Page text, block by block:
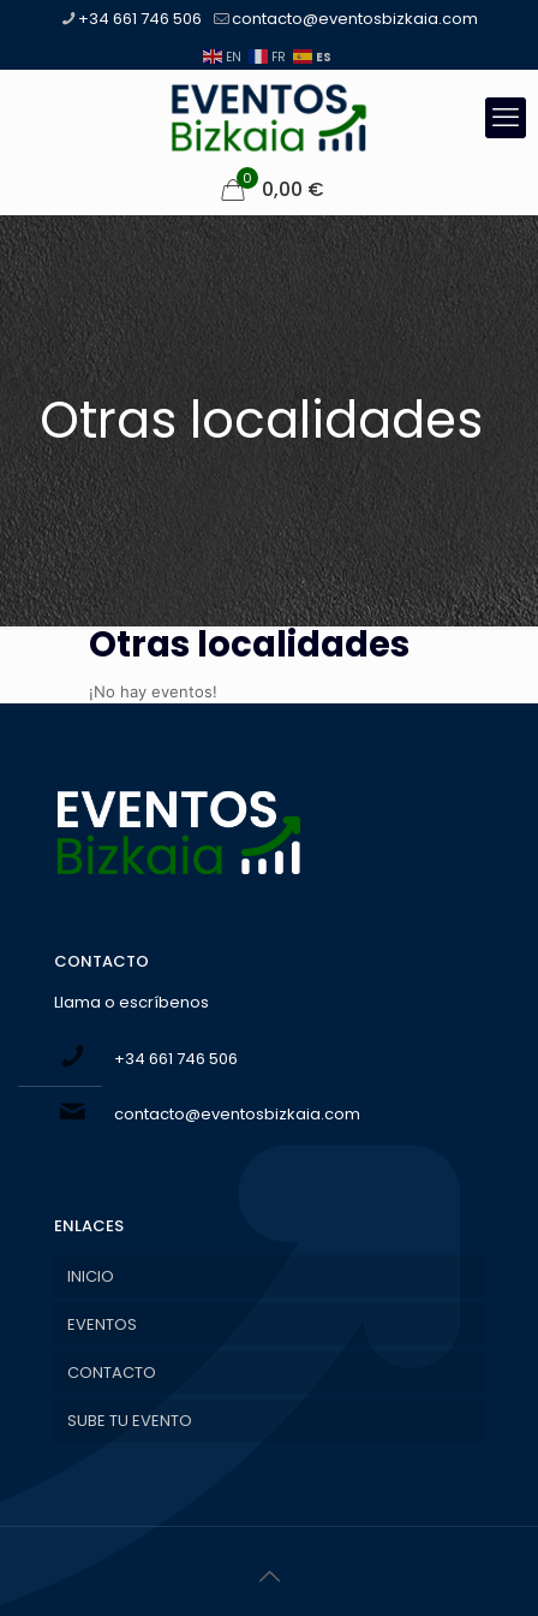
+34 661 746 506 contacto@eventosbizkaia.com
EN FR ES
0 0,00 €
Otras localidades
Otras localidades
¡No hay eventos!
CONTACTO
Llama o escríbenos
+34 661 746 506
contacto@eventosbizkaia.com
ENLACES
INICIO
EVENTOS
CONTACTO
SUBE TU EVENTO